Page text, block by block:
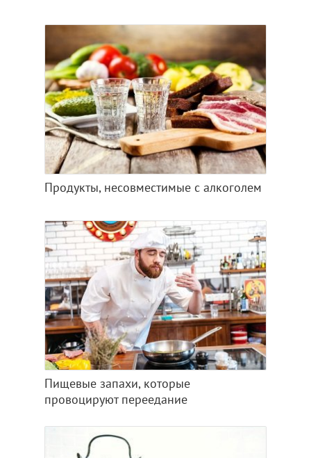
Продукты, несовместимые с алкоголем
Пищевые запахи, которые
провоцируют переедание